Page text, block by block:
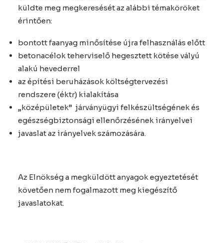
küldte meg megkeresését az alábbi témaköröket
érintően:
bontott faanyag minősítése újra felhasználás előtt
betonacélok teherviselő hegesztett kötése vályú
alakú hevederrel
az építési beruházások költségtervezési
rendszere (éktr) kialakítása
„középületek” járványügyi felkészültségének és
egészségbiztonsági ellenőrzésének irányelvei
javaslat az irányelvek számozására.
Az Elnökség a megküldött anyagok egyeztetését
követően nem fogalmazott meg kiegészítő
javaslatokat.